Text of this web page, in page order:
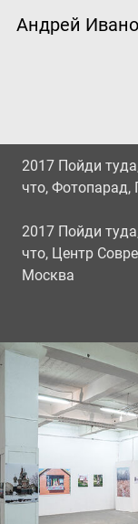
Андрей
2017 Пойди
что, Фотопарад,
2017 Пойди
что, Центр
Москва